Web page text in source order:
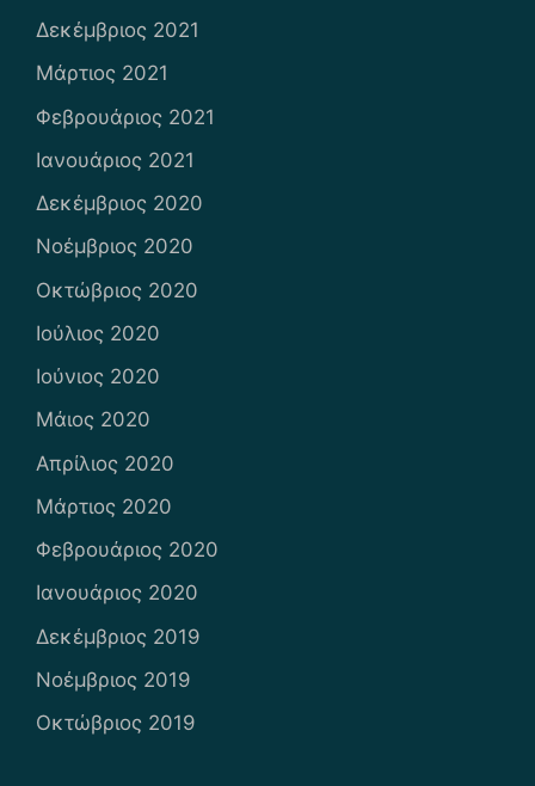
Δεκέμβριος 2021
Μάρτιος 2021
Φεβρουάριος 2021
Ιανουάριος 2021
Δεκέμβριος 2020
Νοέμβριος 2020
Οκτώβριος 2020
Ιούλιος 2020
Ιούνιος 2020
Μάιος 2020
Απρίλιος 2020
Μάρτιος 2020
Φεβρουάριος 2020
Ιανουάριος 2020
Δεκέμβριος 2019
Νοέμβριος 2019
Οκτώβριος 2019